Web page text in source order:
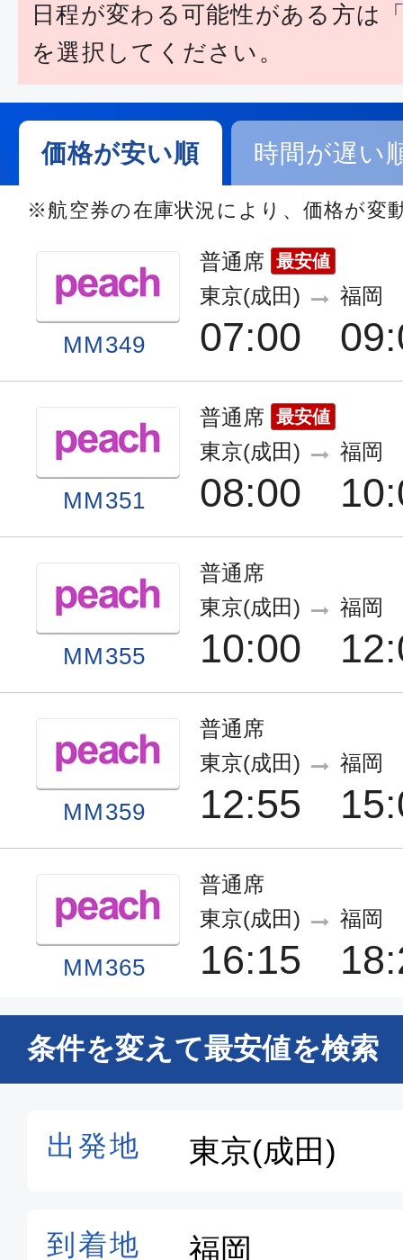
日程が変わる可能性がある方は
を選択してください。
価格が安い順 時間が遅い
※航空券の在庫状況により、価格が変
MM349
普通席 最安値
東京(成田)
07:00
福岡
MM351
普通席 最安値
東京(成田)
08:00
福岡
MM355
普通席
東京(成田)
10:00
福岡
MM359
普通席
東京(成田)
12:55
福岡
MM365
普通席
東京(成田)
16:15
福岡
普通席
東京(成田)
条件を変えて最安値を検索